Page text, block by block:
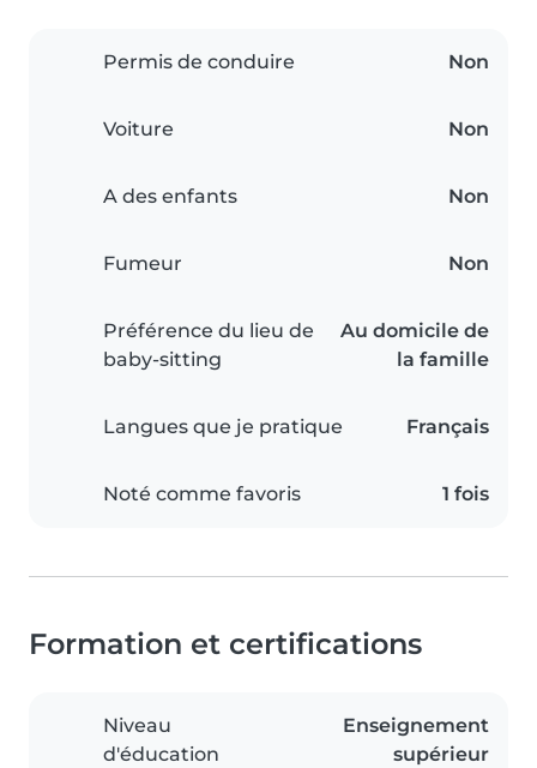
Permis de conduire Non
Voiture Non
A des enfants Non
Fumeur Non
Préférence du lieu de
baby-sitting
Au domicile de
la famille
Langues que je pratique Français
Noté comme favoris 1 fois
Formation et certifications
Niveau
d'éducation
Enseignement
supérieur